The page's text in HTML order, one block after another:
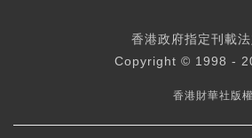
香港政府指定刊載
Copyright © 1998 -
香港財華社版